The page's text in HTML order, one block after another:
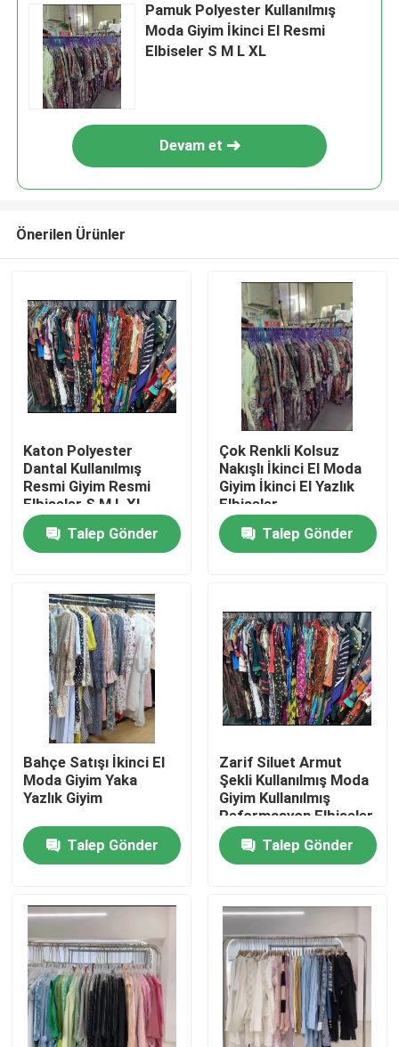
Ev
videolar
Hakkımızda
Fabrika turu
Bize Ulaşın
Bir teklif isteği
Kullanılmış Moda Giyim
İlköğretim Çocuk Giyim
Pamuk Polyester Kullanılmış
Moda Giyim İkinci El Resmi
Elbiseler S M L XL
Devam et
Önerilen Ürünler
Katon Polyester
Dantal Kullanılmış
Resmi Giyim Resmi
Elbiseler S M L XL
Talep Gönder
Çok Renkli Kolsuz
Nakışlı İkinci El Moda
Giyim İkinci El Yazlık
Elbiseler
Talep Gönder
Bahçe Satışı İkinci El
Moda Giyim Yaka
Yazlık Giyim
Talep Gönder
Zarif Siluet Armut
Şekli Kullanılmış Moda
Giyim Kullanılmış
Reformasyon Elbiseler
Talep Gönder